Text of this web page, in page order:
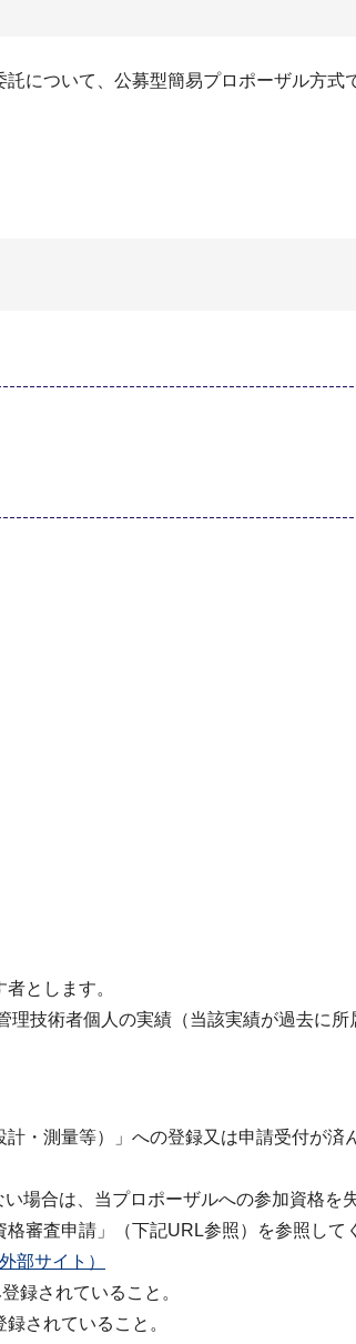
について、公募型簡易プロポーザル方式
とします。
技術者個人の実績（当該実績が過去に
・測量等）」への登録又は申請受付が
場合は、当プロポーザルへの参加資格を
審査申請」（下記URL参照）を参照して
部サイト）
録されていること。
されていること。